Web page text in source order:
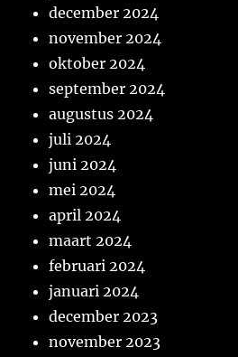
december 2024
november 2024
oktober 2024
september 2024
augustus 2024
juli 2024
juni 2024
mei 2024
april 2024
maart 2024
februari 2024
januari 2024
december 2023
november 2023